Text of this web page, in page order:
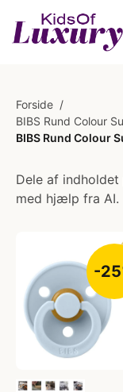
Forside /
BIBS Rund Colour
BIBS Rund Colour
Dele af
med hjælp fra AI.
-